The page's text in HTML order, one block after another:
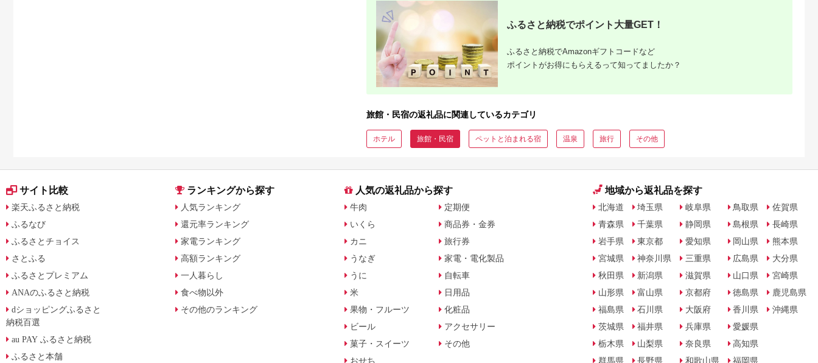
ふるさと納税でポイント大量GET！
ふるさと納税でAmazonギフトコードなど
ポイントがお得にもらえるって知ってましたか？
旅館・民宿の返礼品に関連しているカテゴリ
ホテル 旅館・民宿 ペットと泊まれる宿 温泉 旅行 その他
サイト比較
楽天ふるさと納税
ふるなび
ふるさとチョイス
さとふる
ふるさとプレミアム
ANAのふるさと納税
dショッピングふるさと
納税百選
au PAY ふるさと納税
ふるさと本舗
ランキングから探す
人気ランキング
還元率ランキング
家電ランキング
高額ランキング
一人暮らし
食べ物以外
その他のランキング
人気の返礼品から探す
牛肉
いくら
カニ
うなぎ
うに
米
果物・フルーツ
ビール
菓子・スイーツ
おせち
定期便
商品券・金券
旅行券
家電・電化製品
自転車
日用品
化粧品
アクセサリー
その他
地域から返礼品を探す
北海道
青森県
岩手県
宮城県
秋田県
山形県
福島県
茨城県
栃木県
群馬県
埼玉県
千葉県
東京都
神奈川県
新潟県
富山県
石川県
福井県
山梨県
長野県
岐阜県
静岡県
愛知県
三重県
滋賀県
京都府
大阪府
兵庫県
奈良県
和歌山県
鳥取県
島根県
岡山県
広島県
山口県
徳島県
香川県
愛媛県
高知県
福岡県
佐賀県
長崎県
熊本県
大分県
宮崎県
鹿児島県
沖縄県